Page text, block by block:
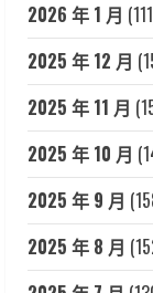
2026 年 1 月
2025 年 12 月
2025 年 11 月
2025 年 10 月
2025 年 9 月
2025 年 8 月